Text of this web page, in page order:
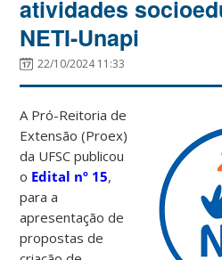
atividades
NETI-Unapi
22/10/2024 11:33
A Pró-Reitoria de
Extensão (Proex)
da UFSC publicou
o Edital nº 15,
para a
apresentação de
propostas de